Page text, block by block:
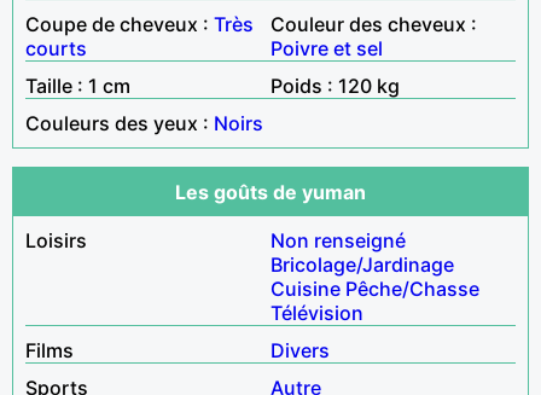
Coupe de cheveux : Très
courts
Couleur des cheveux :
Poivre et sel
Taille : 1 cm
Poids : 120 kg
Couleurs des yeux : Noirs
Les goûts de yuman
Loisirs
Non renseigné
Bricolage/Jardinage
Cuisine Pêche/Chasse
Télévision
Films
Divers
Sports
Autre